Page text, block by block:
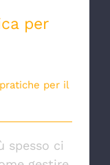
per
per il
spesso ci